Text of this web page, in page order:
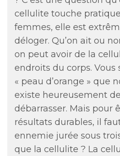
cellulite touche
femmes, elle est
déloger. Qu’on ait ou
on peut avoir de la
endroits du corps. Vous
« peau d’orange » que
existe heureusement
débarrasser. Mais pour
résultats durables, il
ennemie jurée sous
que la cellulite ? La